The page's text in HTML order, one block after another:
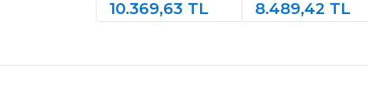
EB525
10.369,63 TL
Siyah Sarı
8.489,42 TL